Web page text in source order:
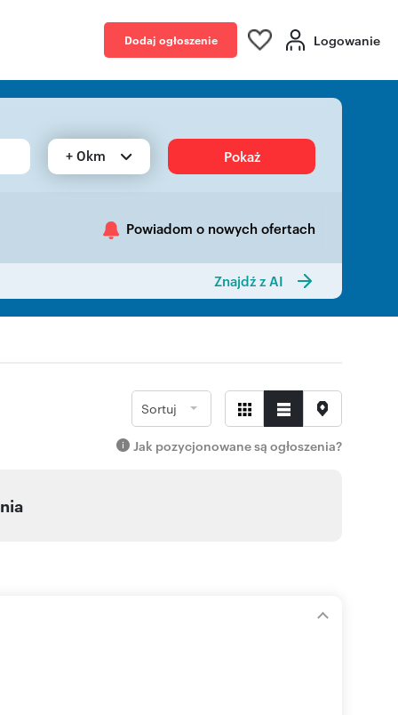
Dodaj ogłoszenie Logowanie
+ 0km Pokaż
Powiadom o nowych ofertach
Znajdź z AI
Sortuj
Jak pozycjonowane są ogłoszenia?